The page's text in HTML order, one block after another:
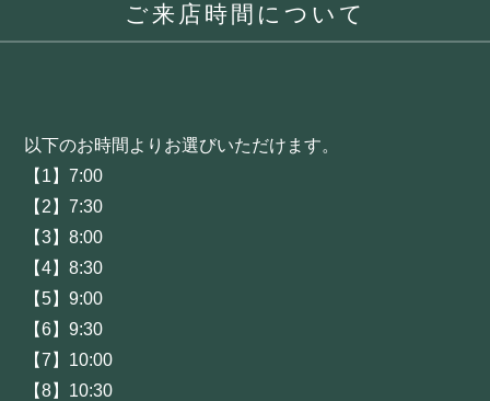
ご来店時間について
以下のお時間よりお選びいただけます。
【1】7:00
【2】7:30
【3】8:00
【4】8:30
【5】9:00
【6】9:30
【7】10:00
【8】10:30